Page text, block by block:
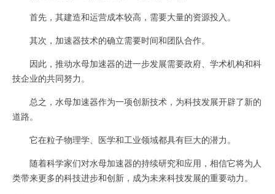
首先，其建造和运营成本较高，需要大量的资源投入。
其次，加速器技术的确立需要时间和团队合作。
因此，推动水母加速器的进一步发展需要政府、学术机构和科
技企业的共同努力。
总之，水母加速器作为一项创新技术，为科技发展开辟了新的
道路。
它在粒子物理学、医学和工业领域都具有巨大的潜力。
随着科学家们对水母加速器的持续研究和应用，相信它将为人
类带来更多的科技进步和创新，成为未来科技发展的重要动力。